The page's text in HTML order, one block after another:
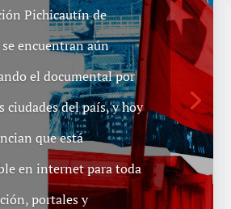
Pichicautín de
encuentran aún
el documental por
ciudades del país, y hoy
que está
en internet para toda
portales y